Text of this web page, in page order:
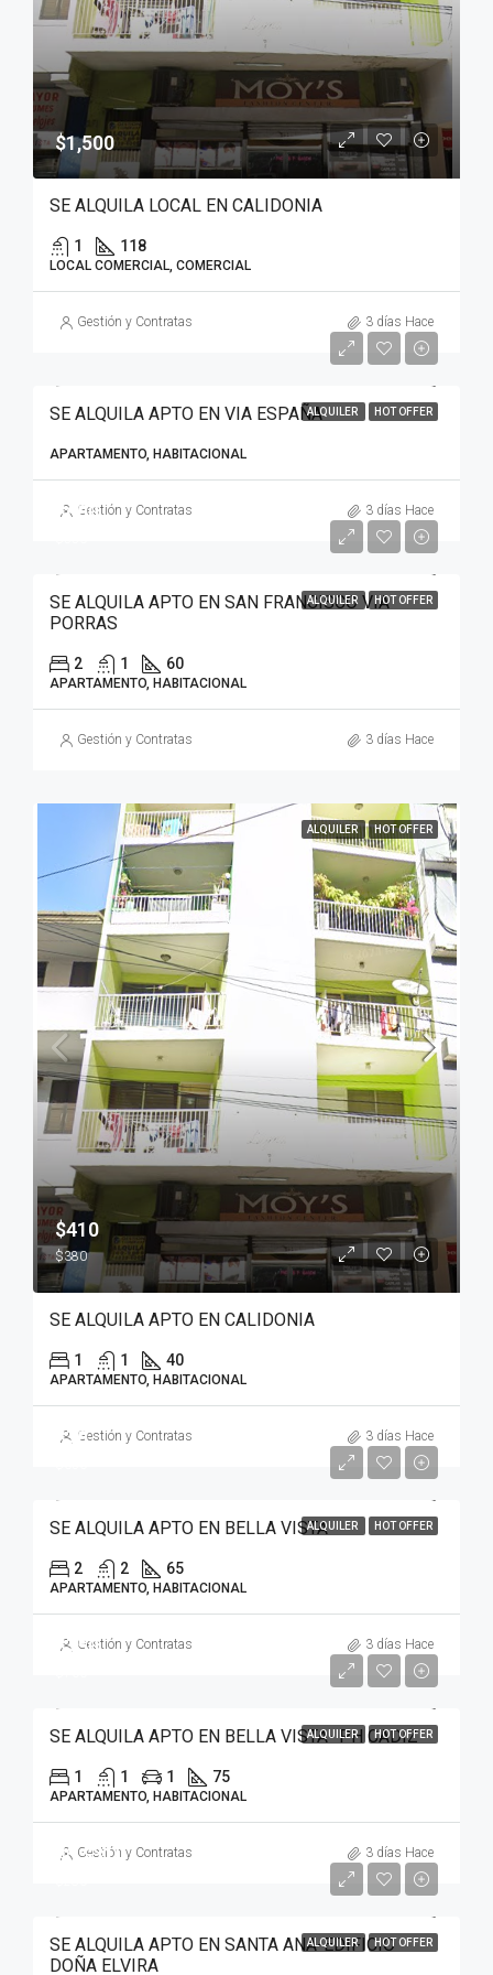
$1,500
SE ALQUILA LOCAL EN CALIDONIA
1 118
LOCAL COMERCIAL, COMERCIAL
Gestión y Contratas 3 días Hace
ALQUILER HOT OFFER
SE ALQUILA APTO EN VIA ESPAÑA
APARTAMENTO, HABITACIONAL
Gestión y Contratas 3 días Hace
ALQUILER HOT OFFER
$600
SE ALQUILA APTO EN SAN FRANCISCO VIA
PORRAS
2 1 60
APARTAMENTO, HABITACIONAL
Gestión y Contratas 3 días Hace
ALQUILER HOT OFFER
$410
$380
SE ALQUILA APTO EN CALIDONIA
1 1 40
APARTAMENTO, HABITACIONAL
Gestión y Contratas 3 días Hace
ALQUILER HOT OFFER
$70
SE ALQUILA APTO EN BELLA VISTA
2 2 65
APARTAMENTO, HABITACIONAL
Gestión y Contratas 3 días Hace
ALQUILER HOT OFFER
$750
SE ALQUILA APTO EN BELLA VISTA- PH CADIZ
1 1 1 75
APARTAMENTO, HABITACIONAL
Gestión y Contratas 3 días Hace
ALQUILER HOT OFFER
40$310
SE ALQUILA APTO EN SANTA ANA-EDIFICIO
DOÑA ELVIRA